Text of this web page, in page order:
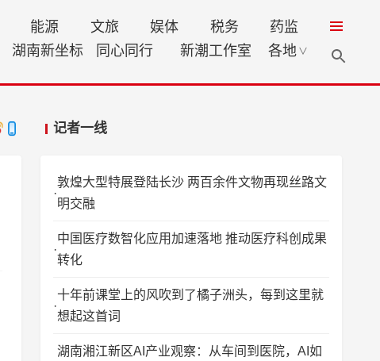
能源 文旅 娱体 税务
药监
湖南新坐标 同心同行 新潮工作室 各地 ∨
记者一线
敦煌大型特展登陆长沙 两百余件文物再现丝路文
明交融
中国医疗数智化应用加速落地 推动医疗科创成果
转化
十年前课堂上的风吹到了橘子洲头，每到这里就
想起这首词
湖南湘江新区AI产业观察：从车间到医院，AI如